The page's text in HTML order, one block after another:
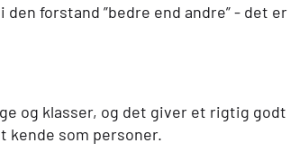
forstand ”bedre end andre” - det er
og klasser, og det giver et rigtig godt
kende som personer.